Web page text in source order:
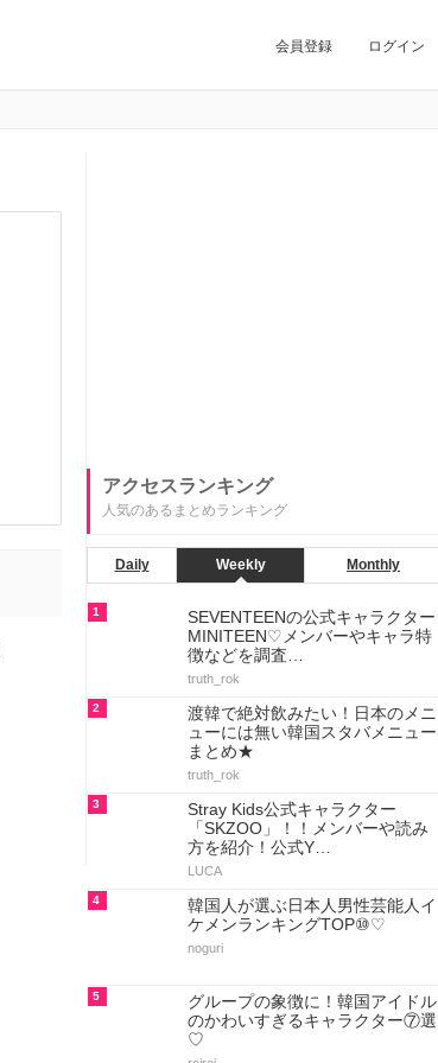
会員登録 ログイン
アクセスランキング
人気のあるまとめランキング
Daily Weekly Monthly
1
SEVENTEENの公式キャラクター
MINITEEN♡メンバーやキャラ特
徴などを調査…
truth_rok
2
渡韓で絶対飲みたい！日本のメニ
ューには無い韓国スタバメニュー
まとめ★
truth_rok
3
Stray Kids公式キャラクター
「SKZOO」！！メンバーや読み
方を紹介！公式Y…
LUCA
4
韓国人が選ぶ日本人男性芸能人イ
ケメンランキングTOP⑩♡
noguri
5
グループの象徴に！韓国アイドル
のかわいすぎるキャラクター⑦選
♡